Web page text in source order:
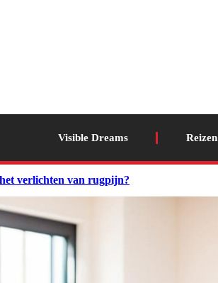
Visible Dreams Reizen
verlichten van rugpijn?